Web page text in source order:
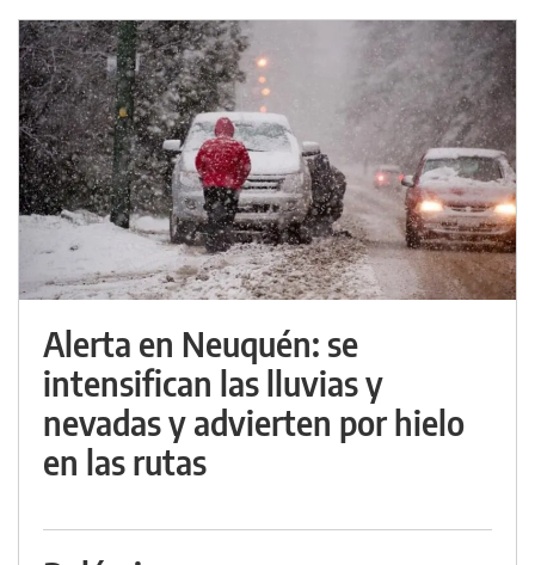
Alerta en Neuquén: se
intensifican las lluvias y
nevadas y advierten por hielo
en las rutas